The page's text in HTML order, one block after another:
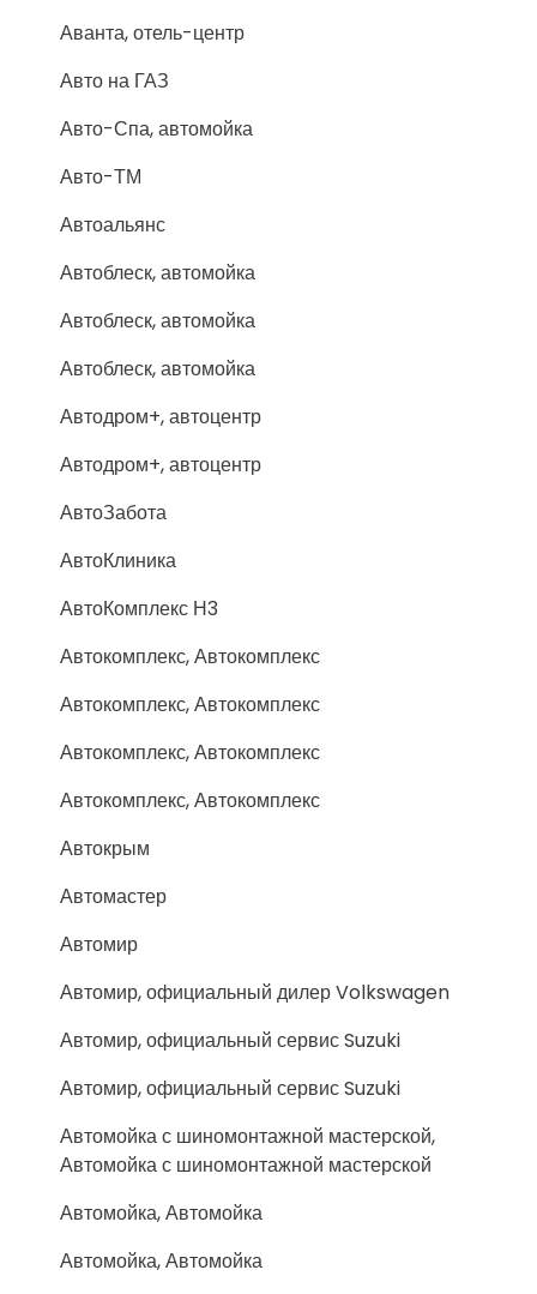
Аванта, отель-центр
Авто на ГАЗ
Авто-Спа, автомойка
Авто-ТМ
Автоальянс
Автоблеск, автомойка
Автоблеск, автомойка
Автоблеск, автомойка
Автодром+, автоцентр
Автодром+, автоцентр
АвтоЗабота
АвтоКлиника
АвтоКомплекс Н3
Автокомплекс, Автокомплекс
Автокомплекс, Автокомплекс
Автокомплекс, Автокомплекс
Автокомплекс, Автокомплекс
Автокрым
Автомастер
Автомир
Автомир, официальный дилер Volkswagen
Автомир, официальный сервис Suzuki
Автомир, официальный сервис Suzuki
Автомойка с шиномонтажной мастерской,
Автомойка с шиномонтажной мастерской
Автомойка, Автомойка
Автомойка, Автомойка